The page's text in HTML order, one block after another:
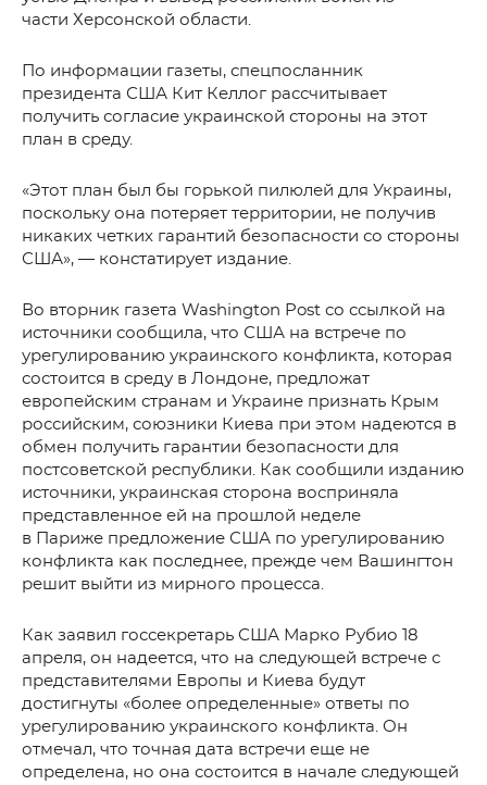
части Херсонской области.
По информации газеты, спецпосланник
президента США Кит Келлог рассчитывает
получить согласие украинской стороны на этот
план в среду.
«Этот план был бы горькой пилюлей для Украины,
поскольку она потеряет территории, не получив
никаких четких гарантий безопасности со стороны
США», — констатирует издание.
Во вторник газета Washington Post со ссылкой на
источники сообщила, что США на встрече по
урегулированию украинского конфликта, которая
состоится в среду в Лондоне, предложат
европейским странам и Украине признать Крым
российским, союзники Киева при этом надеются в
обмен получить гарантии безопасности для
постсоветской республики. Как сообщили изданию
источники, украинская сторона восприняла
представленное ей на прошлой неделе
в Париже предложение США по урегулированию
конфликта как последнее, прежде чем Вашингтон
решит выйти из мирного процесса.
Как заявил госсекретарь США Марко Рубио 18
апреля, он надеется, что на следующей встрече с
представителями Европы и Киева будут
достигнуты «более определенные» ответы по
урегулированию украинского конфликта. Он
отмечал, что точная дата встречи еще не
определена, но она состоится в начале следующей